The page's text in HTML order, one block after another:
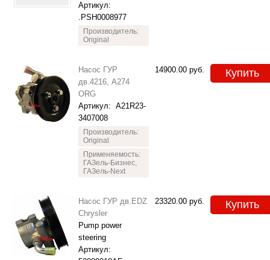
Артикул:
.РSН0008977
Производитель:
Original
Насос ГУР
дв.4216, А274
ORG
Артикул: A21R23-
3407008
Производитель:
Original
Применяемость:
ГАЗель-Бизнес,
ГАЗель-Next
14900.00 руб. Купить
Насос ГУР дв.EDZ
Chrysler
Pump power
steering
Артикул:
23320.00 руб. Купить